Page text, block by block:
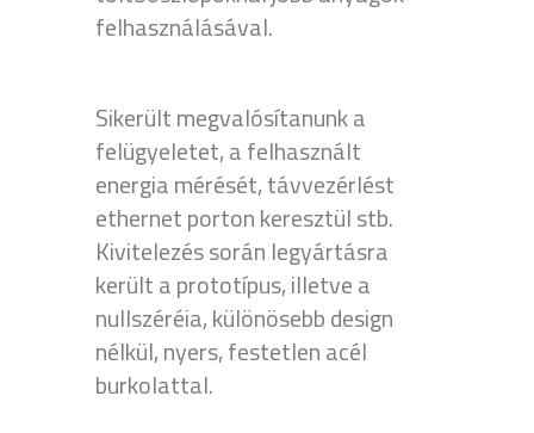
felhasználásával.
Sikerült megvalósítanunk a
felügyeletet, a felhasznált
energia mérését, távvezérlést
ethernet porton keresztül stb.
Kivitelezés során legyártásra
került a prototípus, illetve a
nullszéréia, különösebb design
nélkül, nyers, festetlen acél
burkolattal.